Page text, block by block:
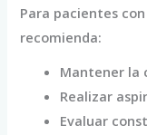
Para pacientes
recomienda:
Mantener la
Realizar
Evaluar